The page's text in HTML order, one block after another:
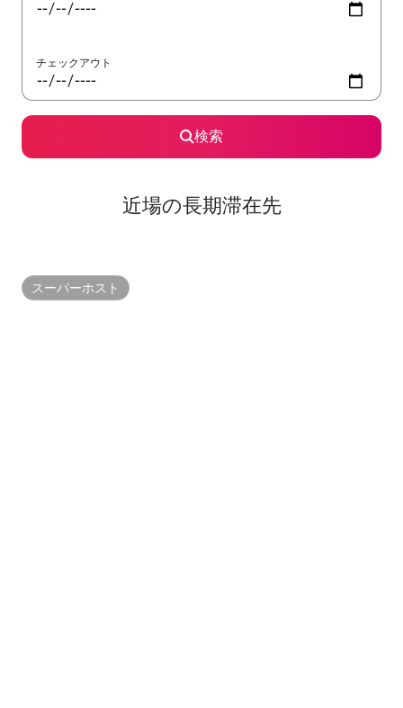
チェックアウト
検索
近場の長期滞在先
スーパーホスト
スーパーホスト